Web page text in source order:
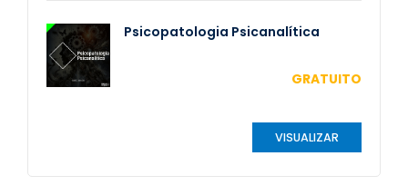
Psicopatologia Psicanalítica
GRATUITO
VISUALIZAR